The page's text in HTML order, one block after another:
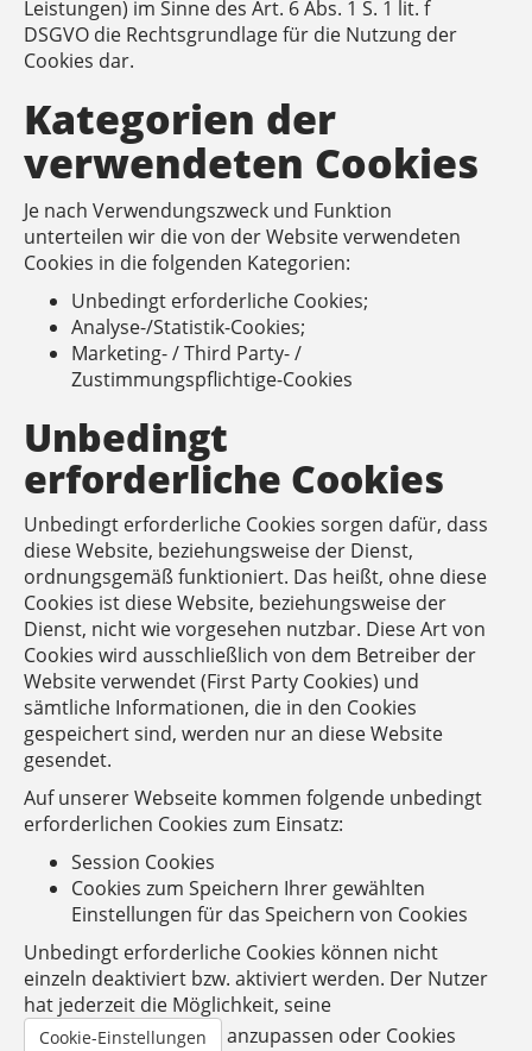
Leistungen) im Sinne des Art. 6 Abs. 1 S. 1 lit. f
DSGVO die Rechtsgrundlage für die Nutzung der
Cookies dar.
Kategorien der
verwendeten Cookies
Je nach Verwendungszweck und Funktion
unterteilen wir die von der Website verwendeten
Cookies in die folgenden Kategorien:
Unbedingt erforderliche Cookies;
Analyse-/Statistik-Cookies;
Marketing- / Third Party- /
Zustimmungspflichtige-Cookies
Unbedingt
erforderliche Cookies
Unbedingt erforderliche Cookies sorgen dafür, dass
diese Website, beziehungsweise der Dienst,
ordnungsgemäß funktioniert. Das heißt, ohne diese
Cookies ist diese Website, beziehungsweise der
Dienst, nicht wie vorgesehen nutzbar. Diese Art von
Cookies wird ausschließlich von dem Betreiber der
Website verwendet (First Party Cookies) und
sämtliche Informationen, die in den Cookies
gespeichert sind, werden nur an diese Website
gesendet.
Auf unserer Webseite kommen folgende unbedingt
erforderlichen Cookies zum Einsatz:
Session Cookies
Cookies zum Speichern Ihrer gewählten
Einstellungen für das Speichern von Cookies
Unbedingt erforderliche Cookies können nicht
einzeln deaktiviert bzw. aktiviert werden. Der Nutzer
hat jederzeit die Möglichkeit, seine
Cookie-Einstellungen anzupassen oder Cookies